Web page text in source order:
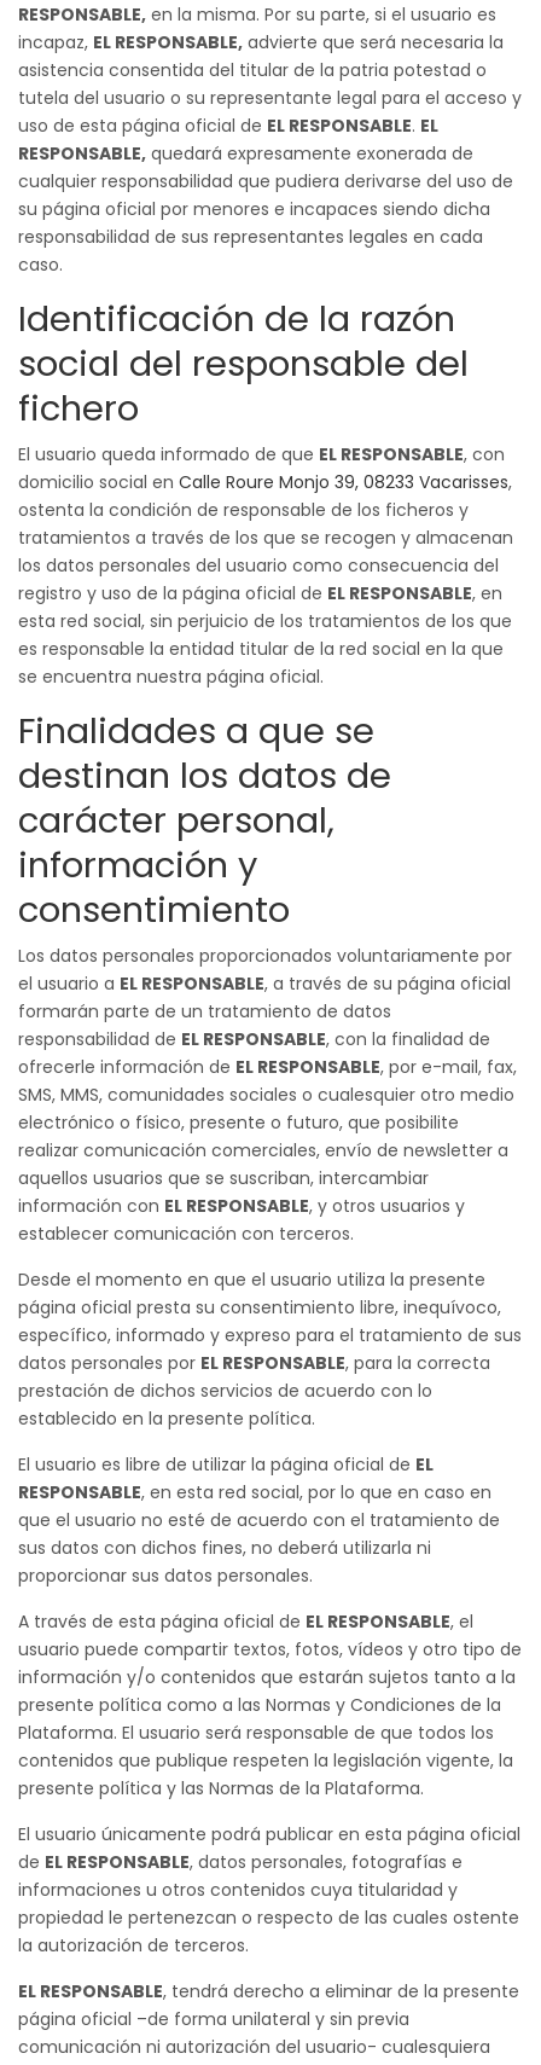
RESPONSABLE, en la misma. Por su parte, si el usuario es
incapaz, EL RESPONSABLE, advierte que será necesaria la
asistencia consentida del titular de la patria potestad o
tutela del usuario o su representante legal para el acceso y
uso de esta página oficial de EL RESPONSABLE. EL
RESPONSABLE, quedará expresamente exonerada de
cualquier responsabilidad que pudiera derivarse del uso de
su página oficial por menores e incapaces siendo dicha
responsabilidad de sus representantes legales en cada
caso.
Identificación de la razón
social del responsable del
fichero
El usuario queda informado de que EL RESPONSABLE, con
domicilio social en Calle Roure Monjo 39, 08233 Vacarisses,
ostenta la condición de responsable de los ficheros y
tratamientos a través de los que se recogen y almacenan
los datos personales del usuario como consecuencia del
registro y uso de la página oficial de EL RESPONSABLE, en
esta red social, sin perjuicio de los tratamientos de los que
es responsable la entidad titular de la red social en la que
se encuentra nuestra página oficial.
Finalidades a que se
destinan los datos de
carácter personal,
información y
consentimiento
Los datos personales proporcionados voluntariamente por
el usuario a EL RESPONSABLE, a través de su página oficial
formarán parte de un tratamiento de datos
responsabilidad de EL RESPONSABLE, con la finalidad de
ofrecerle información de EL RESPONSABLE, por e-mail, fax,
SMS, MMS, comunidades sociales o cualesquier otro medio
electrónico o físico, presente o futuro, que posibilite
realizar comunicación comerciales, envío de newsletter a
aquellos usuarios que se suscriban, intercambiar
información con EL RESPONSABLE, y otros usuarios y
establecer comunicación con terceros.
Desde el momento en que el usuario utiliza la presente
página oficial presta su consentimiento libre, inequívoco,
específico, informado y expreso para el tratamiento de sus
datos personales por EL RESPONSABLE, para la correcta
prestación de dichos servicios de acuerdo con lo
establecido en la presente política.
El usuario es libre de utilizar la página oficial de EL
RESPONSABLE, en esta red social, por lo que en caso en
que el usuario no esté de acuerdo con el tratamiento de
sus datos con dichos fines, no deberá utilizarla ni
proporcionar sus datos personales.
A través de esta página oficial de EL RESPONSABLE, el
usuario puede compartir textos, fotos, vídeos y otro tipo de
información y/o contenidos que estarán sujetos tanto a la
presente política como a las Normas y Condiciones de la
Plataforma. El usuario será responsable de que todos los
contenidos que publique respeten la legislación vigente, la
presente política y las Normas de la Plataforma.
El usuario únicamente podrá publicar en esta página oficial
de EL RESPONSABLE, datos personales, fotografías e
informaciones u otros contenidos cuya titularidad y
propiedad le pertenezcan o respecto de las cuales ostente
la autorización de terceros.
EL RESPONSABLE, tendrá derecho a eliminar de la presente
página oficial –de forma unilateral y sin previa
comunicación ni autorización del usuario- cualesquiera